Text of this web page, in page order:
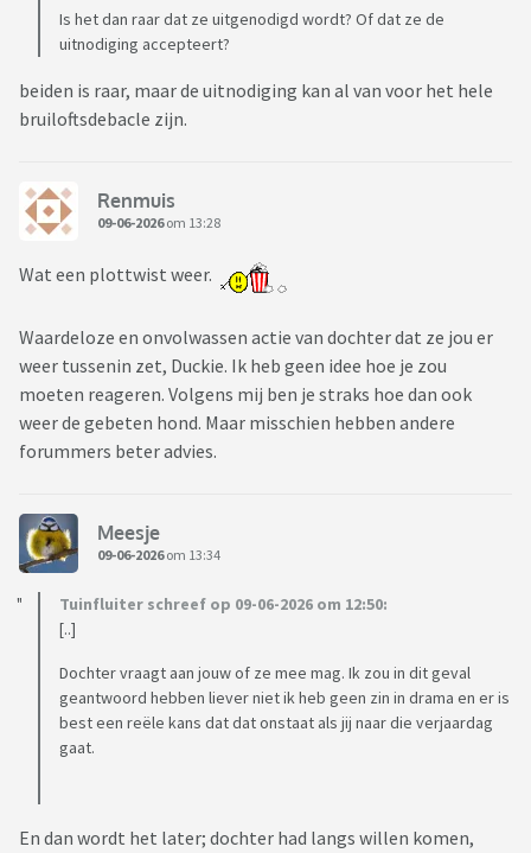
Is het dan raar dat ze uitgenodigd wordt? Of dat ze de
uitnodiging accepteert?
beiden is raar, maar de uitnodiging kan al van voor het hele
bruiloftsdebacle zijn.
Renmuis
09-06-2026om 13:28
Wat een plottwist weer.
Waardeloze en onvolwassen actie van dochter dat ze jou er
weer tussenin zet, Duckie. Ik heb geen idee hoe je zou
moeten reageren. Volgens mij ben je straks hoe dan ook
weer de gebeten hond. Maar misschien hebben andere
forummers beter advies.
Meesje
09-06-2026om 13:34
Tuinfluiter schreef op 09-06-2026 om 12:50:
[..]
Dochter vraagt aan jouw of ze mee mag. Ik zou in dit geval
geantwoord hebben liever niet ik heb geen zin in drama en er is
best een reële kans dat dat onstaat als jij naar die verjaardag
gaat.
En dan wordt het later; dochter had langs willen komen,